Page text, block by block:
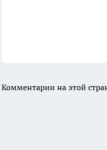
Комментарии на этой